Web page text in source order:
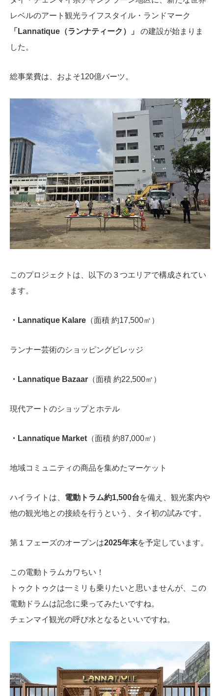
レベルのアート観光ライフスタイル・ランドマーク
「Lannatique（ランナティーク）」
の建設が始まりま
した。
総事業費は、およそ120億バーツ。
このプロジェクトは、以下の３つエリアで構成されてい
ます。
・Lannatique Kalare （面積 約17,500㎡）
ランナー芸術のショッピングビレッジ
・Lannatique Bazaar （面積 約22,500㎡）
現代アートのショップとホテル
・Lannatique Market （面積 約87,000㎡）
地域コミュニティの商品を集めたマーケット
ハイライトは、 電動トラム約1,500台を備え、観光案内や
他の観光地との接続を行うという、タイ初の試みです。
第１フェーズのオープンは2025年末を予定しています。
この電動トラムカワちい！
トゥクトゥクは一ミリも乗りたいと思いませんが、この
電動ドラムは記念に乗ってみたいですね。
チェンマイ観光の呼び水となるといいですね。